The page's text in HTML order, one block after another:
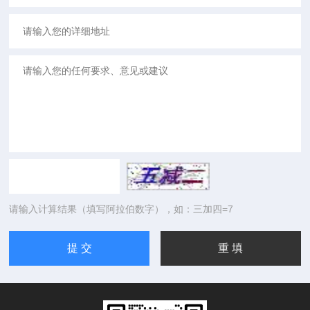
请输入计算结果（填写阿拉伯数字），如：三加四=7